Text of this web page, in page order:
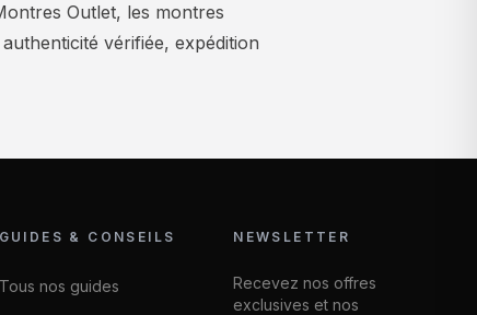
Outlet, les montres
vérifiée, expédition
GUIDES & CONSEILS
Tous nos guides
NEWSLETTER
Recevez nos offres
exclusives et nos